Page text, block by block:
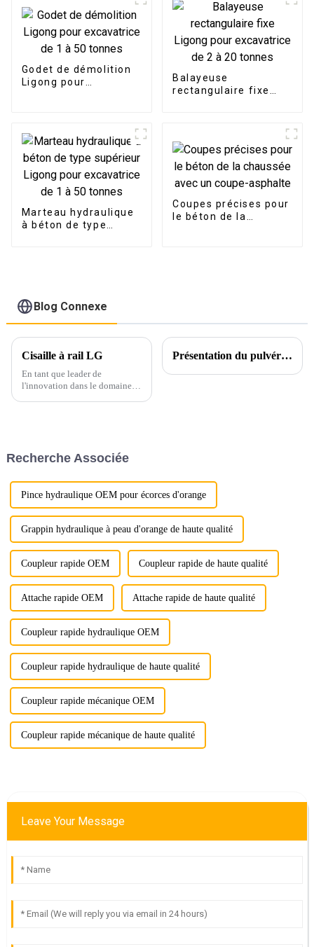
Godet de démolition
Ligong pour
Balayeuse
rectangulaire fixe
Marteau hydraulique
à béton de type
Coupes précises pour
le béton de la
Blog Connexe
Cisaille à rail LG
En tant que leader de
l'innovation dans le domaine
cisaille à rails pour excavatrice.
Présentation du pulvérisateur rotatif Ligong : redéfinir l'efficacité de la démolition
Recherche Associée
Pince hydraulique OEM pour écorces d'orange
Grappin hydraulique à peau d'orange de haute qualité
Coupleur rapide OEM Coupleur rapide de haute qualité
Attache rapide OEM Attache rapide de haute qualité
Coupleur rapide hydraulique OEM
Coupleur rapide hydraulique de haute qualité
Coupleur rapide mécanique OEM
Coupleur rapide mécanique de haute qualité
Leave Your Message